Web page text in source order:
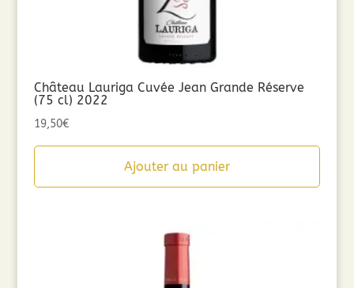
Château Lauriga Cuvée Jean Grande Réserve
(75 cl) 2022
19,50€
Ajouter au panier